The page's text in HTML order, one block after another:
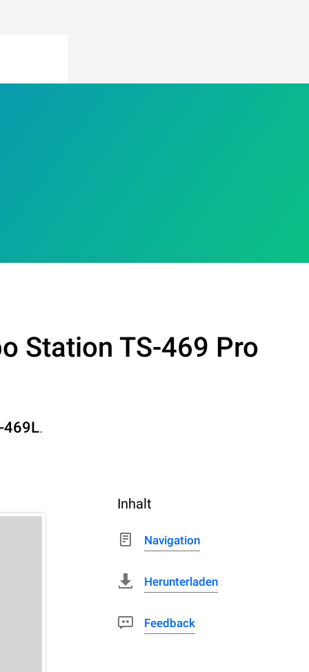
Station TS-469 Pro
469L.
Inhalt
Navigation
Herunterladen
Feedback